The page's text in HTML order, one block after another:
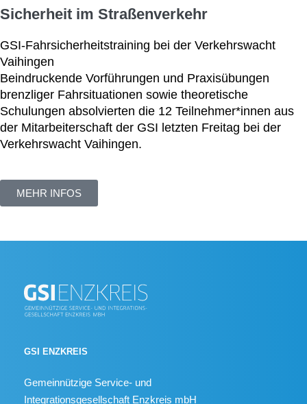
Sicherheit im Straßenverkehr
GSI-Fahrsicherheitstraining bei der Verkehrswacht
Vaihingen
Beindruckende Vorführungen und Praxisübungen
brenzliger Fahrsituationen sowie theoretische
Schulungen absolvierten die 12 Teilnehmer*innen aus
der Mitarbeiterschaft der GSI letzten Freitag bei der
Verkehrswacht Vaihingen.
MEHR INFOS
GSI ENZKREIS
Gemeinnützige Service- und
Integrationsgesellschaft Enzkreis mbH